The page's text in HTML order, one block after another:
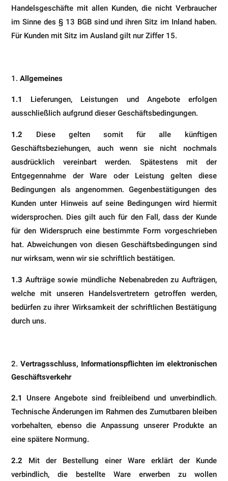
Handelsgeschäfte mit allen Kunden, die nicht Verbraucher
im Sinne des § 13 BGB sind und ihren Sitz im Inland haben.
Für Kunden mit Sitz im Ausland gilt nur Ziffer 15.
Allgemeines
1.1
Lieferungen, Leistungen und Angebote erfolgen
ausschließlich aufgrund dieser Geschäftsbedingungen.
1.2 Diese gelten somit für alle künftigen
Geschäftsbeziehungen, auch wenn sie nicht nochmals
ausdrücklich vereinbart werden. Spätestens mit der
Entgegennahme der Ware oder Leistung gelten diese
Bedingungen als angenommen. Gegenbestätigungen des
Kunden unter Hinweis auf seine Bedingungen wird hiermit
widersprochen. Dies gilt auch für den Fall, dass der Kunde
für den Widerspruch eine bestimmte Form vorgeschrieben
hat. Abweichungen von diesen Geschäftsbedingungen sind
nur wirksam, wenn wir sie schriftlich bestätigen.
1.3 Aufträge sowie mündliche Nebenabreden zu Aufträgen,
welche mit unseren Handelsvertretern getroffen werden,
bedürfen zu ihrer Wirksamkeit der schriftlichen Bestätigung
durch uns.
Vertragsschluss, Informationspflichten im elektronischen
Geschäftsverkehr
2.1
Unsere Angebote sind freibleibend und unverbindlich.
Technische Änderungen im Rahmen des Zumutbaren bleiben
vorbehalten, ebenso die Anpassung unserer Produkte an
eine spätere Normung.
2.2 Mit der Bestellung einer Ware erklärt der Kunde
verbindlich, die bestellte Ware erwerben zu wollen